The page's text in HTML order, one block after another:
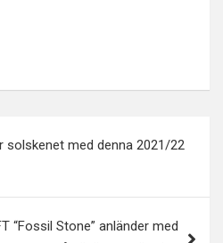
solskenet med denna 2021/22
“Fossil Stone” anländer med